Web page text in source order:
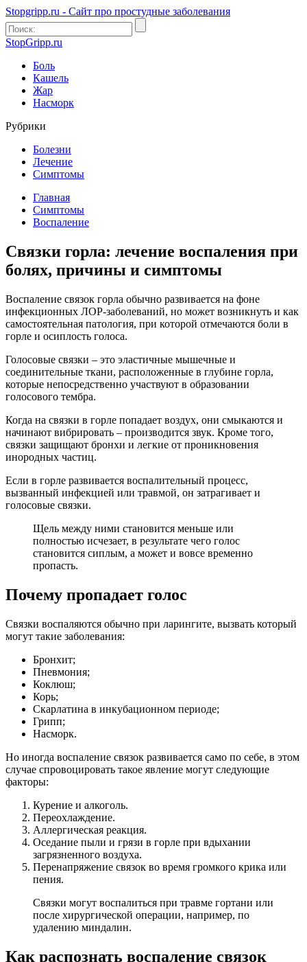
Stopgripp.ru - Cайт про простудные заболевания
StopGripp.ru
Боль
Кашель
Жар
Насморк
Рубрики
Болезни
Лечение
Симптомы
Главная
Симптомы
Воспаление
Связки горла: лечение воспаления при
болях, причины и симптомы
Воспаление связок горла обычно развивается на фоне
инфекционных ЛОР-заболеваний, но может возникнуть и как
самостоятельная патология, при которой отмечаются боли в
горле и осиплость голоса.
Голосовые связки – это эластичные мышечные и
соединительные ткани, расположенные в глубине горла,
которые непосредственно участвуют в образовании
голосового тембра.
Когда на связки в горле попадает воздух, они смыкаются и
начинают вибрировать – производится звук. Кроме того,
связки защищают бронхи и легкие от проникновения
инородных частиц.
Если в горле развивается воспалительный процесс,
вызванный инфекцией или травмой, он затрагивает и
голосовые связки.
Щель между ними становится меньше или
полностью исчезает, в результате чего голос
становится сиплым, а может и вовсе временно
пропасть.
Почему пропадает голос
Связки воспаляются обычно при ларингите, вызвать который
могут такие заболевания:
Бронхит;
Пневмония;
Коклюш;
Корь;
Скарлатина в инкубационном периоде;
Грипп;
Насморк.
Но иногда воспаление связок развивается само по себе, в этом
случае спровоцировать такое явление могут следующие
факторы:
Курение и алкоголь.
Переохлаждение.
Аллергическая реакция.
Оседание пыли и грязи в горле при вдыхании
загрязненного воздуха.
Перенапряжение связок во время громкого крика или
пения.
Связки могут воспалиться при травме гортани или
после хирургической операции, например, по
удалению миндалин.
Как распознать воспаление связок